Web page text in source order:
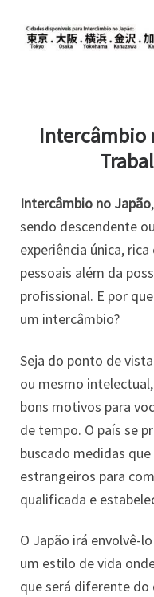
Intercâmbio
Intercâmbio no Japão
sendo descendente
experiência única,
pessoais além da
profissional. E por
um intercâmbio?
Seja do ponto de
ou mesmo
bons motivos para
de tempo. O país se
buscado medidas
estrangeiros para
qualificada e
O Japão irá envolvê-
um estilo de vida
que será diferente